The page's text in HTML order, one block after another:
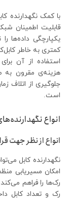
با کمک نگهدارنده
قابلیت اطمینان
یکپارچگی داده‌ها
کمتری به خاطر
استفاده از آن
هزینه‌ی مقرون به
جلوگیری از اتلاف
است.
انواع
انواع از نظر جهت
نگهدارنده کابل
امکان مسیریابی
رک‌ها را فراهم
رک و تعداد کابل